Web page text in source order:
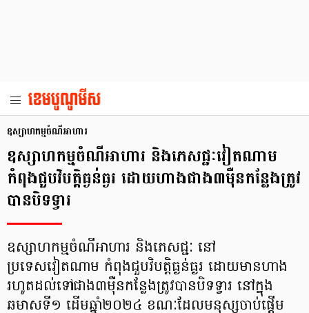
ឧស្សាហកម្មចំណីអាហារ
ឧស្សាហកម្មចំណីអាហារ និងភេសជ្ជៈវៀតណាម
កំពុងជួបវិបត្តិធ្ងន់ធ្ងរ ដោយហាងជាង៣ម៉ឺនកន្លែងត្រូវ
បានបិទទ្វារ
ឧស្សាហកម្មចំណីអាហារ និងភេសជ្ជៈ នៅ
ប្រទេសវៀតណាម កំពុងជួបវិបត្តិធ្ងន់ធ្ងរ ដោយមានហាង
រហូតដល់ទៅជាង៣ម៉ឺនកន្លែងត្រូវបានបិទទ្វារ នៅក្នុង
ឆមាសទី១ ដើមឆ្នាំ២០២៤ ខណៈដែលមនុស្សចាប់ផ្ដើម